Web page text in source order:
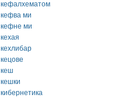
кефалхематом
кефва ми
кефне ми
кехая
кехлибар
кецове
кеш
кешки
кибернетика